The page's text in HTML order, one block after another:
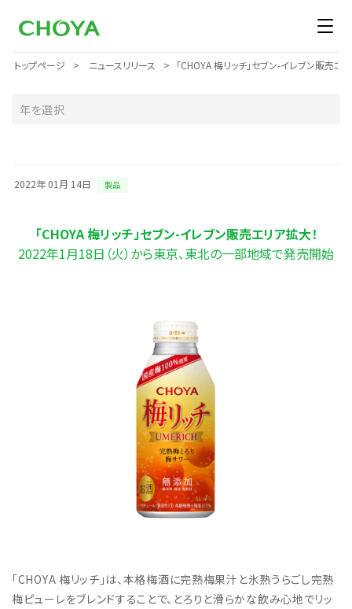
トップページ ニュースリリース 「CHOYA 梅リッチ」セブン-イレブン販売
2022年 01月 14日 製品
「CHOYA 梅リッチ」セブン-イレブン販売エリア拡大！
2022年1月18日（火）から東京、東北の一部地域で発売開始
「CHOYA 梅リッチ」は、本格梅酒に完熟梅果汁と氷熟うらごし完熟
梅ピューレをブレンドすることで、とろりと滑らかな飲み心地でリッ